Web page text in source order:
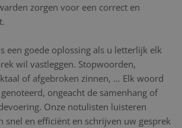
zorgen voor een correct en
een goede oplossing als u letterlijk elk
wil vastleggen. Stopwoorden,
of afgebroken zinnen, … Elk woord
ongeacht de samenhang of
Onze notulisten luisteren
snel en efficiënt en schrijven uw gesprek